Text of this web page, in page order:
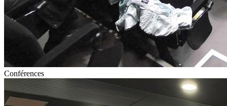
Conférences